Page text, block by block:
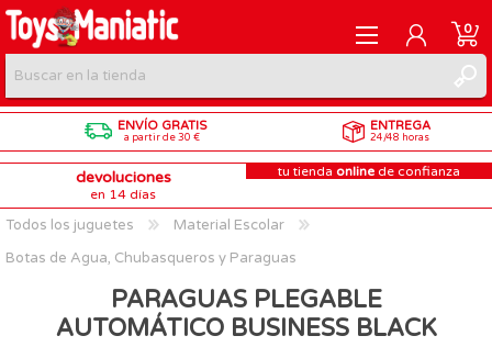
REGISTRARME
INICIAR SESIÓN
0
ENVÍO GRATIS
a partir de 30 €
ENTREGA
24/48 horas
devoluciones
en 14 días
tu tienda online de confianza
Todos los juguetes
Material Escolar
Botas de Agua, Chubasqueros y Paraguas
PARAGUAS PLEGABLE
AUTOMÁTICO BUSINESS BLACK